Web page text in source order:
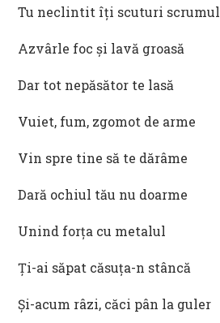
Tu neclintit îți scuturi scrumul
Azvârle foc și lavă groasă
Dar tot nepăsător te lasă
Vuiet, fum, zgomot de arme
Vin spre tine să te dărâme
Dară ochiul tău nu doarme
Unind forța cu metalul
Ți-ai săpat căsuța-n stâncă
Și-acum râzi, căci pân la guler